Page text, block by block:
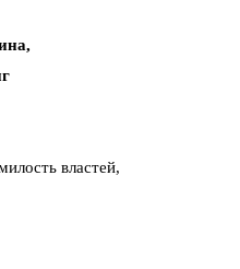
властей,